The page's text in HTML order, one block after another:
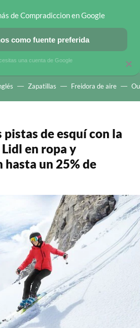
OFERTAS EN MÓVILES OFERTAS EN
Zapatillas Freidora de aire
de esquí con la
en ropa y
hasta un 25% de
×
de Compradiccion en Google
como fuente preferida
una cuenta de Google